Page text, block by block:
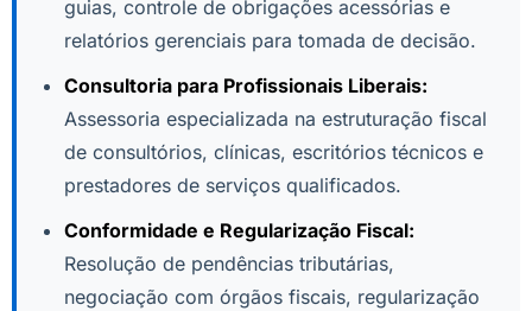
guias, controle de obrigações acessórias e
relatórios gerenciais para tomada de decisão.
Consultoria para Profissionais Liberais:
Assessoria especializada na estruturação fiscal
de consultórios, clínicas, escritórios técnicos e
prestadores de serviços qualificados.
Conformidade e Regularização Fiscal:
Resolução de pendências tributárias,
negociação com órgãos fiscais, regularização